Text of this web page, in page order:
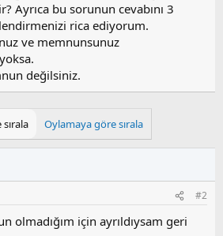
Ayrıca bu sorunun cevabını 3
rica ediyorum.
ve memnunsunuz
değilsiniz.
Oylamaya göre sırala
#2
olmadığım için ayrıldıysam geri